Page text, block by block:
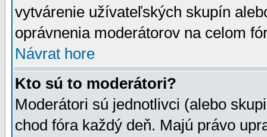
vytvárenie užívateľských skupín
oprávnenia moderátorov na celom
Návrat hore
Kto sú to moderátori?
Moderátori sú jednotlivci (alebo
chod fóra každý deň. Majú právo